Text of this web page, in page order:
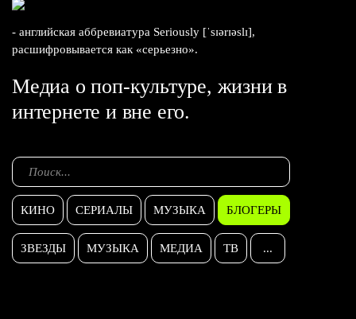
- английская аббревиатура Seriously [ˈsɪərɪəslɪ],
расшифровывается как «серьезно».
Медиа о поп-культуре, жизни в
интернете и вне его.
КИНО СЕРИАЛЫ МУЗЫКА БЛОГЕРЫ
ЗВЕЗДЫ МУЗЫКА МЕДИА ТВ ...